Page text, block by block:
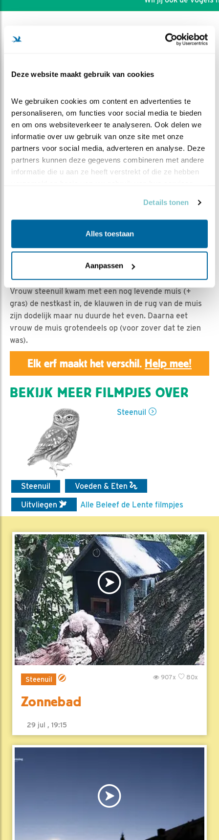
Deze website maakt gebruik van cookies
We gebruiken cookies om content en advertenties te
personaliseren, om functies voor social media te bieden
en om ons websiteverkeer te analyseren. Ook delen we
informatie over uw gebruik van onze site met onze
partners voor social media, adverteren en analyse. Deze
partners kunnen deze gegevens combineren met andere
informatie die u aan ze heeft verstrekt of die ze hebben
Details tonen
Alles toestaan
Aanpassen
DEEL DIT FILMPJE
Geert | Geplaatst op 21 augustus 2019, 20:50 |
Vind
Bewaar dit filmpje|
1071x
Deze middag was er intensieve landbouwactiviteit op
het veld naast de nestkast. Voor de steenuilen zijn er
Vrouw steenuil kwam met een nog levende muis (+
gras) de nestkast in, de klauwen in de rug van de muis
zijn dodelijk maar nu duurde het even. Daarna eet
vrouw de muis grotendeels op (voor zover dat te zien
was).
Elk erf maakt het verschil. Help mee!
BEKIJK MEER FILMPJES OVER
Steenuil
Steenuil
Voeden & Eten
Uitvliegen
Alle Beleef de Lente filmpjes
Steenuil 80x
907x
Zonnebad
29 jul , 19:15